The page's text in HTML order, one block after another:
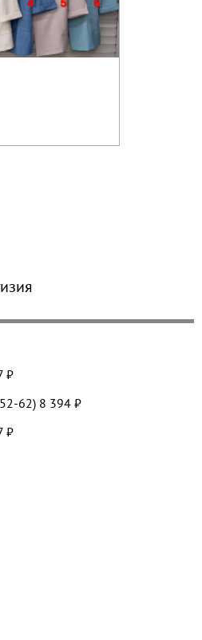
₽
62) 8 394 ₽
₽